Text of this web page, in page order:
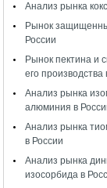
Анализ рынка
Рынок
России
Рынок пектина и
его производства
Анализ рынка
алюминия в
Анализ рынка
в России
Анализ рынка
изосорбида в